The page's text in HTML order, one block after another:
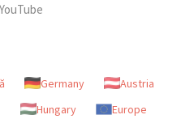
YouTube
Germany
Austria
Hungary Europe